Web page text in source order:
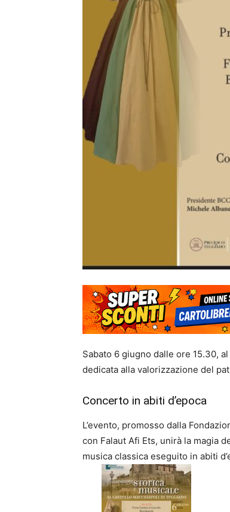
Sabato 6 giugno dalle ore 15.30,
dedicata alla valorizzazione del
Concerto in abiti d’epoca
L’evento, promosso dalla
con Falaut Afi Ets, unirà la magia
musica classica eseguito in abiti